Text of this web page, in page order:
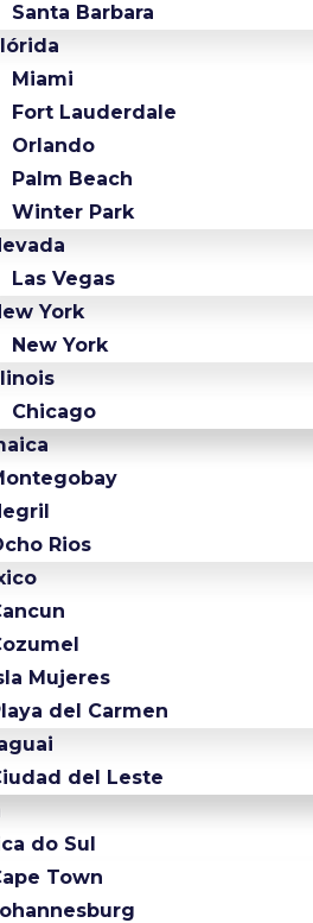
Santa Barbara
Miami
Fort Lauderdale
Orlando
Palm Beach
Winter Park
Las Vegas
York
New York
Chicago
Rios
Mujeres
del Carmen
del Leste
do Sul
Town